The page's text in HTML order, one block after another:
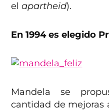
elapartheid).
En 1994 es elegido
Mandela se
cantidad de mejoras